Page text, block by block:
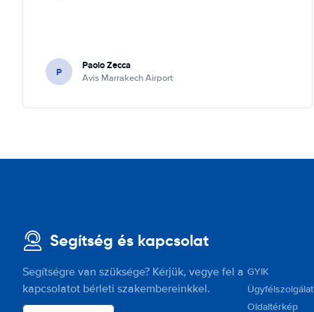
P Paolo Zecca
Avis Marrakech Airport
Segítség és kapcsolat
Segítségre van szüksége? Kérjük, vegye fel a
kapcsolatot bérleti szakembereinkkel.
GYIK
Ügyfélszolgálat
Oldaltérkép